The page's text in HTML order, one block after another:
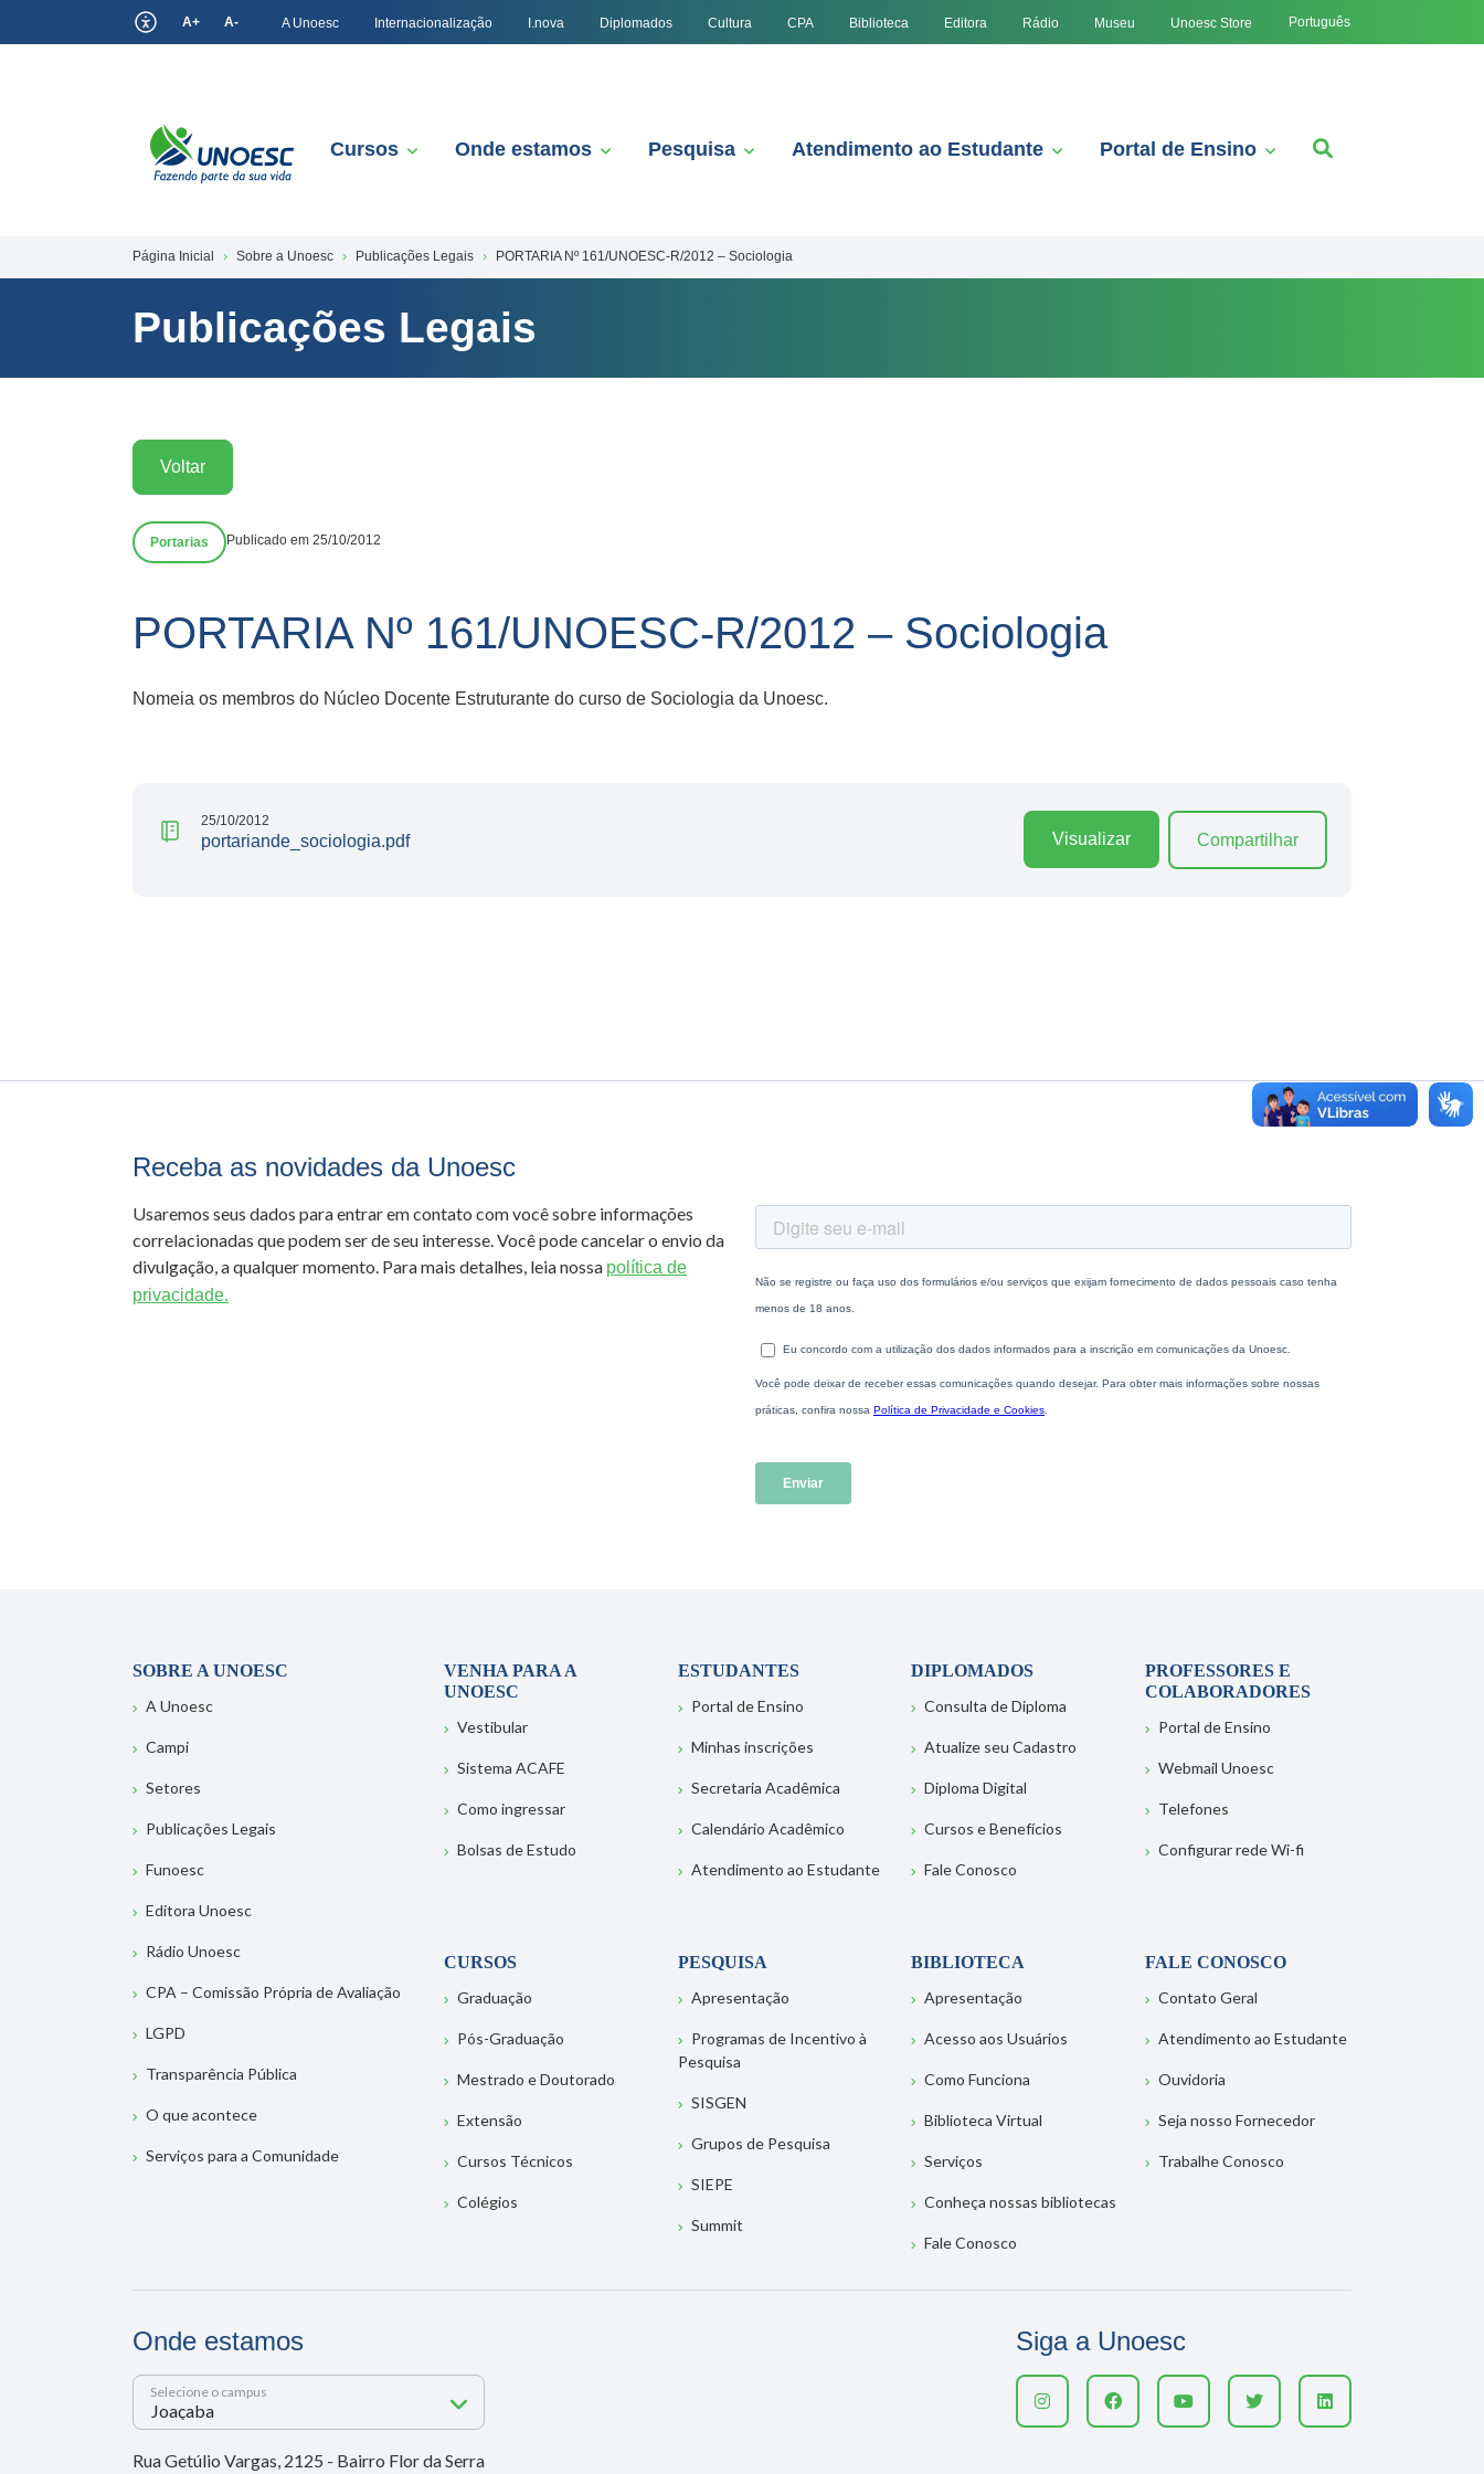
A+ A- A Unoesc Internacionalização I.nova Diplomados Cultura CPA Biblioteca Editora Rádio Museu Unoesc Store Português
Cursos Onde estamos Pesquisa Atendimento ao Estudante Portal de Ensino
Página Inicial Sobre a Unoesc Publicações Legais PORTARIA Nº 161/UNOESC-R/2012 – Sociologia
Publicações Legais
Voltar
Portarias Publicado em 25/10/2012
PORTARIA Nº 161/UNOESC-R/2012 – Sociologia
Nomeia os membros do Núcleo Docente Estruturante do curso de Sociologia da Unoesc.
25/10/2012
portariande_sociologia.pdf Visualizar Compartilhar
Receba as novidades da Unoesc
Usaremos seus dados para entrar em contato com você sobre informações
correlacionadas que podem ser de seu interesse. Você pode cancelar o envio da
divulgação, a qualquer momento. Para mais detalhes, leia nossa política de
privacidade.
SOBRE A UNOESC
A Unoesc
Campi
Setores
Publicações Legais
Funoesc
Editora Unoesc
Rádio Unoesc
CPA – Comissão Própria de Avaliação
LGPD
Transparência Pública
O que acontece
Serviços para a Comunidade
VENHA PARA A
UNOESC
Vestibular
Sistema ACAFE
Como ingressar
Bolsas de Estudo
ESTUDANTES
Portal de Ensino
Minhas inscrições
Secretaria Acadêmica
Calendário Acadêmico
Atendimento ao Estudante
DIPLOMADOS
Consulta de Diploma
Atualize seu Cadastro
Diploma Digital
Cursos e Benefícios
Fale Conosco
PROFESSORES E
COLABORADORES
Portal de Ensino
Webmail Unoesc
Telefones
Configurar rede Wi-fi
CURSOS
Graduação
Pós-Graduação
Mestrado e Doutorado
Extensão
Cursos Técnicos
Colégios
PESQUISA
Apresentação
Programas de Incentivo à
Pesquisa
SISGEN
Grupos de Pesquisa
SIEPE
Summit
BIBLIOTECA
Apresentação
Acesso aos Usuários
Como Funciona
Biblioteca Virtual
Serviços
Conheça nossas bibliotecas
Fale Conosco
FALE CONOSCO
Contato Geral
Atendimento ao Estudante
Ouvidoria
Seja nosso Fornecedor
Trabalhe Conosco
Onde estamos
Selecione o campus
Rua Getúlio Vargas, 2125 - Bairro Flor da Serra
Siga a Unoesc